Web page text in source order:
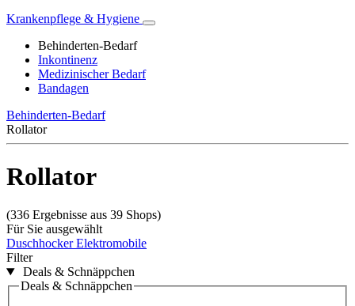
Krankenpflege & Hygiene
Behinderten-Bedarf
Inkontinenz
Medizinischer Bedarf
Bandagen
Behinderten-Bedarf
Rollator
Rollator
(336 Ergebnisse aus 39 Shops)
Für Sie ausgewählt
DuschhockerElektromobile
Filter
Deals & Schnäppchen
Deals & Schnäppchen